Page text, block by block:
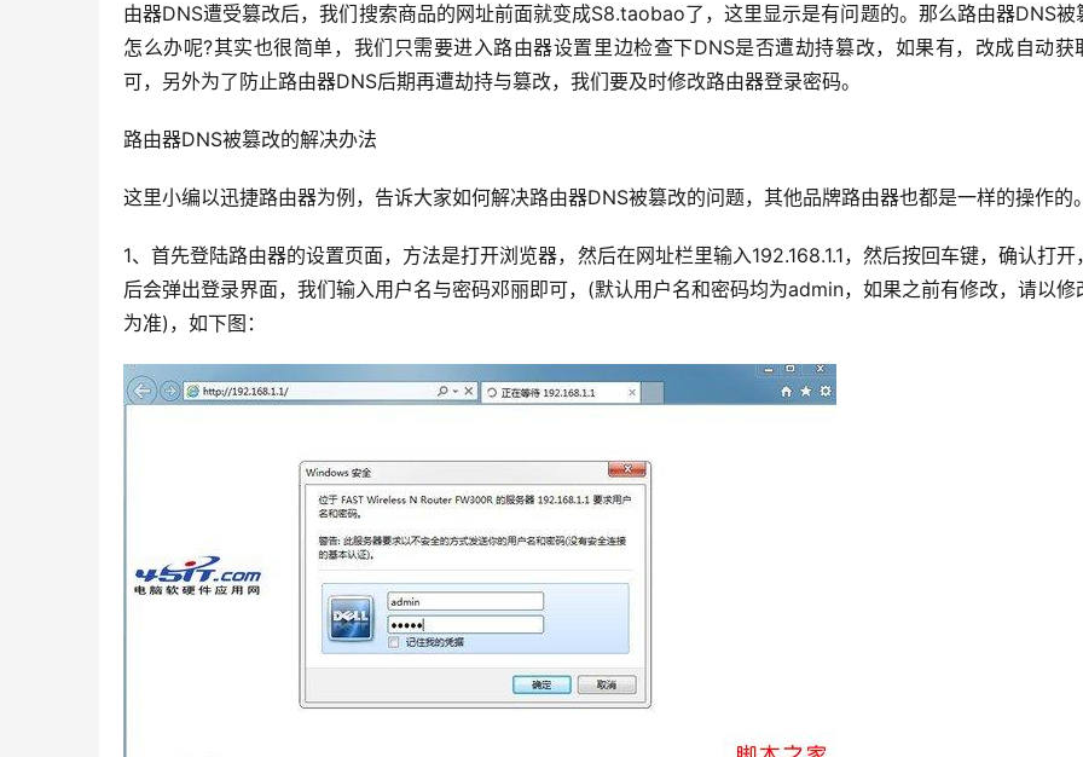
由器DNS遭受篡改后，我们搜索商品的网址前面就变成S8.taobao了，这里显示是有问题的。那么路由器DNS被
怎么办呢?其实也很简单，我们只需要进入路由器设置里边检查下DNS是否遭劫持篡改，如果有，改成自动获
可，另外为了防止路由器DNS后期再遭劫持与篡改，我们要及时修改路由器登录密码。
路由器DNS被篡改的解决办法
这里小编以迅捷路由器为例，告诉大家如何解决路由器DNS被篡改的问题，其他品牌路由器也都是一样的操作的。
1、首先登陆路由器的设置页面，方法是打开浏览器，然后在网址栏里输入192.168.1.1，然后按回车键，确认打开
后会弹出登录界面，我们输入用户名与密码邓丽即可，(默认用户名和密码均为admin，如果之前有修改，请以修
为准)，如下图：